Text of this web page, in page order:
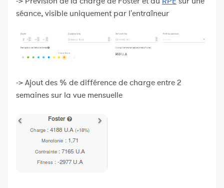
séance, visible uniquement par l'entraîneur
-> Ajout des % de différence de charge entre 2
semaines sur la vue mensuelle